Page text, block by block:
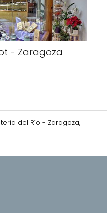
- Zaragoza
del Río - Zaragoza,